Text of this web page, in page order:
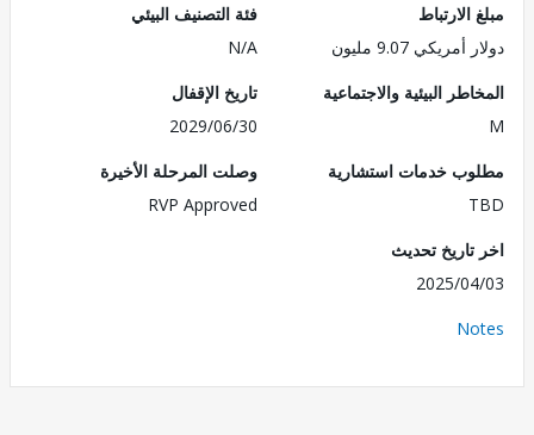
9.07 مليون
فئة التصنيف البيئي
البيئية والاجتماعية
تاريخ الإقفال
2029/06/30
خدمات استشارية
وصلت المرحلة الأخيرة
RVP Approved
تحديث
2025/